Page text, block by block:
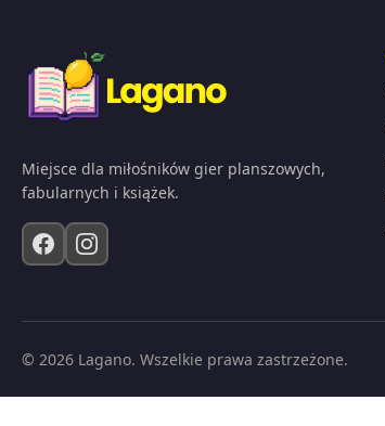
Miejsce dla miłośników gier planszowych,
fabularnych i książek.
© 2026 Lagano. Wszelkie prawa zastrzeżone.